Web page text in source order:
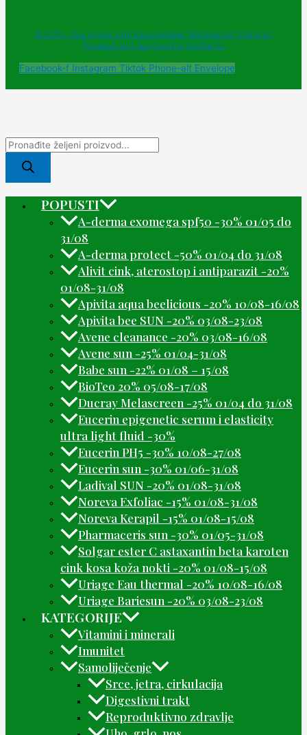
© 2025 - Sva prava zadržava Apoteke "Belladonna" Trebinje |
Powered and designed by Webherzz
Facebook-f Instagram Tiktok Phone-alt Envelope
POPUSTI
A-derma exomega spf50 -30% 01/05 do
31/08
A-derma protect -50% 01/04 do 31/08
Alivit cink, aterostop i antiparazit -20%
01/08-31/08
Apivita aqua beelicious -20% 10/08-16/08
Apivita bee SUN -20% 03/08-23/08
Avene cleanance -20% 03/08-16/08
Avene sun -25% 01/04-31/08
Babe sun -22% 01/08 – 15/08
BioTeo 20% 05/08-17/08
Ducray Melascreen -25% 01/04 do 31/08
Eucerin epigenetic serum i elasticity
ultra light fluid -30%
Eucerin PH5 -30% 10/08-27/08
Eucerin sun -30% 01/06-31/08
Ladival SUN -20% 01/08-31/08
Noreva Exfoliac -15% 01/08-31/08
Noreva Kerapil -15% 01/08-15/08
Pharmaceris sun -30% 01/05-31/08
Solgar ester C astaxantin beta karoten
cink kosa koža nokti -20% 01/08-15/08
Uriage Eau thermal -20% 10/08-16/08
Uriage Bariesun -20% 03/08-23/08
KATEGORIJE
Vitamini i minerali
Imunitet
Samoliječenje
Srce, jetra, cirkulacija
Digestivni trakt
Reproduktivno zdravlje